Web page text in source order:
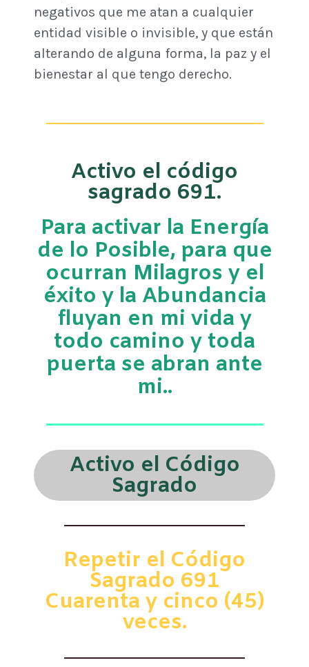
negativos que me atan a cualquier
entidad visible o invisible, y que están
alterando de alguna forma, la paz y el
bienestar al que tengo derecho.
Activo el código
sagrado 691.
Para activar la Energía
de lo Posible, para que
ocurran Milagros y el
éxito y la Abundancia
fluyan en mi vida y
todo camino y toda
puerta se abran ante
mi..
Activo el Código
Sagrado
Repetir el Código
Sagrado 691
Cuarenta y cinco (45)
veces.